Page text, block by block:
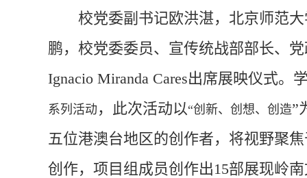
校党委副书记欧洪湛，北京师范
鹏，校党委委员、宣传统战部部长、
Ignacio Miranda Cares出席展映仪式
系列活动 ，此次活动以 “创新、创想、创造”
五位港澳台地区的创作者，将视野聚
创作，项目组成员创作出15部展现岭